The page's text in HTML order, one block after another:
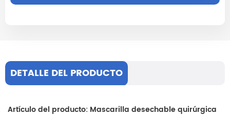
DETALLE DEL PRODUCTO
Artículo del producto: Mascarilla desechable quirúrgica